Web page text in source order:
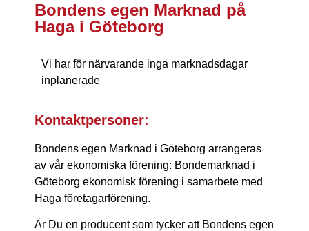
Bondens egen Marknad på
Haga i Göteborg
Vi har för närvarande inga marknadsdagar
inplanerade
Kontaktpersoner:
Bondens egen Marknad i Göteborg arrangeras
av vår ekonomiska förening: Bondemarknad i
Göteborg ekonomisk förening i samarbete med
Haga företagarförening.
Är Du en producent som tycker att Bondens egen